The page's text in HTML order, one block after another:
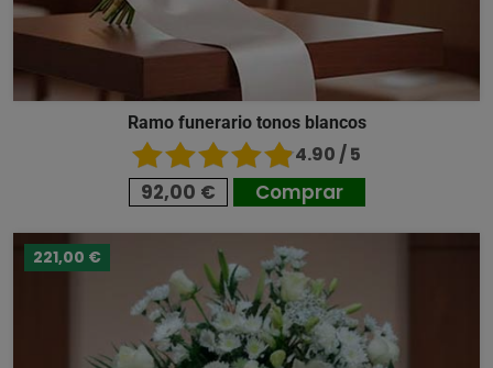
Ramo funerario tonos blancos
4.90 / 5
92,00 € Comprar
221,00 €